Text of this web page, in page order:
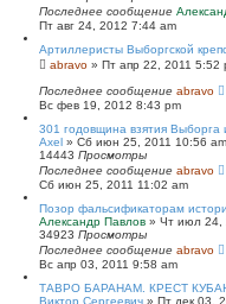
Последнее сообщение
Пт авг 24, 2012 7:44 am
Артиллеристы Выборгской
abravo » Пт апр 22, 2011 5:52
Последнее сообщение abravo
Вс фев 19, 2012 8:43 pm
301 годовщина взятия Выборга
Axel » Сб июн 25, 2011 10:56 am
14443 Просмотры
Последнее сообщение abravo
Сб июн 25, 2011 11:02 am
Позор фальсификаторам
Александр Павлов » Чт июл 24,
34923 Просмотры
Последнее сообщение abravo
Вс апр 03, 2011 9:58 am
ТАВРО БАРАНАМ. КРЕСТ
Виктор Сергеевич » Пт дек 03,